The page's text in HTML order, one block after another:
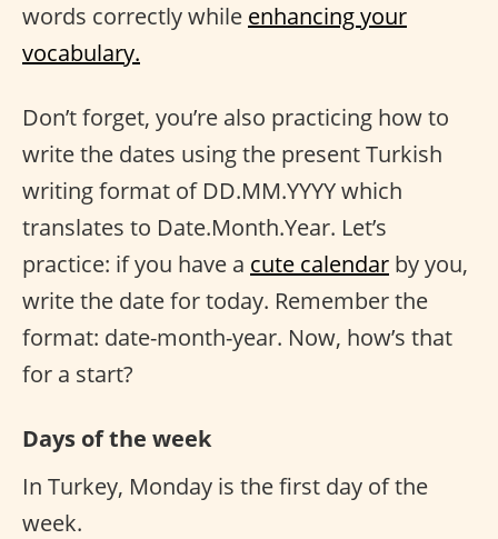
words correctly while enhancing your
vocabulary.
Don’t forget, you’re also practicing how to
write the dates using the present Turkish
writing format of DD.MM.YYYY which
translates to Date.Month.Year. Let’s
practice: if you have a cute calendar by you,
write the date for today. Remember the
format: date-month-year. Now, how’s that
for a start?
Days of the week
In Turkey, Monday is the first day of the
week.